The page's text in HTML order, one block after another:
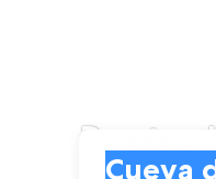
Renta
Cueva de